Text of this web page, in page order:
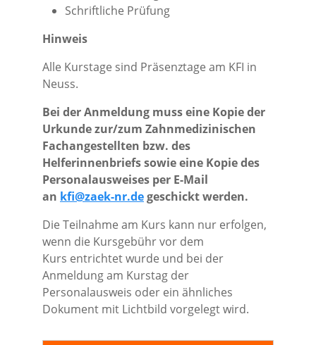
Schriftliche Prüfung
Hinweis
Alle Kurstage sind Präsenztage am KFI in
Neuss.
Bei der Anmeldung muss eine Kopie der
Urkunde zur/zum Zahnmedizinischen
Fachangestellten bzw. des
Helferinnenbriefs sowie eine Kopie des
Personalausweises per E-Mail
an kfi@zaek-nr.degeschickt werden.
Die Teilnahme am Kurs kann nur erfolgen,
wenn die Kursgebühr vor dem
Kurs entrichtet wurde und bei der
Anmeldung am Kurstag der
Personalausweis oder ein ähnliches
Dokument mit Lichtbild vorgelegt wird.